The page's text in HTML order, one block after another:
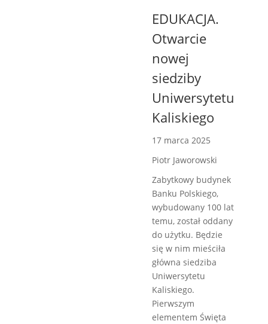
EDUKACJA.
Otwarcie
nowej
siedziby
Uniwersytetu
Kaliskiego
17 marca 2025
Piotr Jaworowski
Zabytkowy budynek
Banku Polskiego,
wybudowany 100 lat
temu, został oddany
do użytku. Będzie
się w nim mieściła
główna siedziba
Uniwersytetu
Kaliskiego.
Pierwszym
elementem Święta